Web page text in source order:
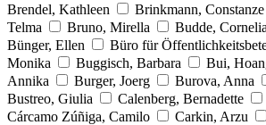
Brendel, Kathleen
Brinkmann, Constanze
Telma
Bruno, Mirella Budde, Cornelia
Bünger, Ellen
Büro für
Monika
Buggisch, Barbara Bui,
Annika
Burger, Joerg Burova, Anna
Bustreo, Giulia
Calenberg, Bernadette
Cárcamo Zúñiga, Camilo
Carkin, Arzu